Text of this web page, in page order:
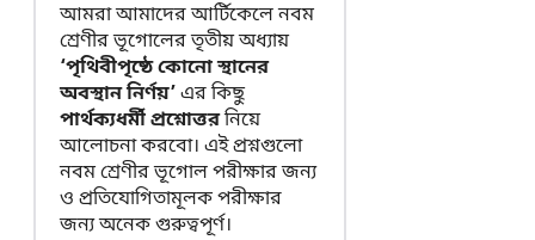
আমরা আমাদের আর্টিকেলে নবম
শ্রেণীর ভূগোলের তৃতীয় অধ্যায়
‘পৃথিবীপৃষ্ঠে কোনো স্থানের
অবস্থান নির্ণয়’এর কিছু
পার্থক্যধর্মী প্রশ্নোত্তরনিয়ে
আলোচনা করবো। এই প্রশ্নগুলো
নবম শ্রেণীর ভূগোল পরীক্ষার জন্য
ও প্রতিযোগিতামূলক পরীক্ষার
জন্য অনেক গুরুত্বপূর্ণ।